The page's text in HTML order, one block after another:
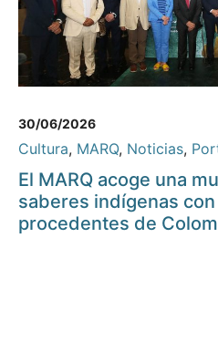
30/06/2026
Cultura, MARQ, Noticias,
El MARQ acoge una
saberes indígenas
procedentes de